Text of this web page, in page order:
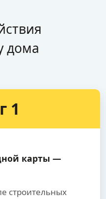
дома
1
карты —
строительных